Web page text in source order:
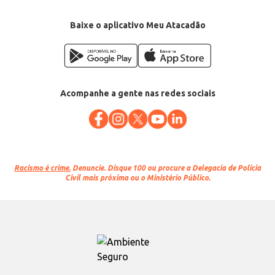
Baixe o aplicativo Meu Atacadão
Acompanhe a gente nas redes sociais
Racismo é crime. Denuncie. Disque 100 ou procure a Delegacia de Polícia
Civil mais próxima ou o Ministério Público.